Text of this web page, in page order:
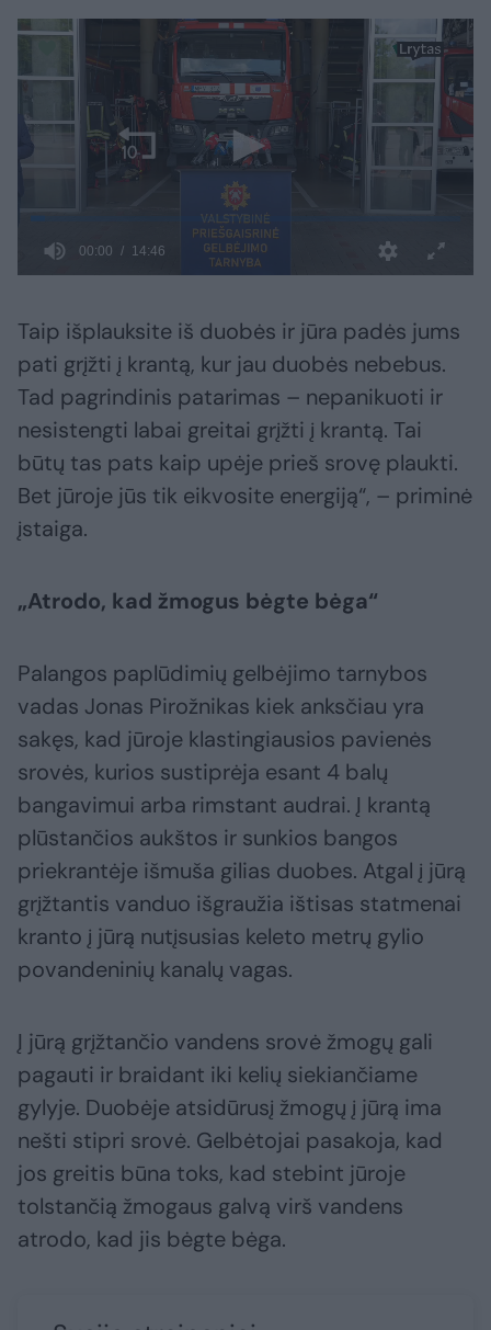
Taip išplauksite iš duobės ir jūra padės jums
pati grįžti į krantą, kur jau duobės nebebus.
Tad pagrindinis patarimas – nepanikuoti ir
nesistengti labai greitai grįžti į krantą. Tai
būtų tas pats kaip upėje prieš srovę plaukti.
Bet jūroje jūs tik eikvosite energiją“, – priminė
įstaiga.
„Atrodo, kad žmogus bėgte bėga“
Palangos paplūdimių gelbėjimo tarnybos
vadas Jonas Pirožnikas kiek anksčiau yra
sakęs, kad jūroje klastingiausios pavienės
srovės, kurios sustiprėja esant 4 balų
bangavimui arba rimstant audrai. Į krantą
plūstančios aukštos ir sunkios bangos
priekrantėje išmuša gilias duobes. Atgal į jūrą
grįžtantis vanduo išgraužia ištisas statmenai
kranto į jūrą nutįsusias keleto metrų gylio
povandeninių kanalų vagas.
Į jūrą grįžtančio vandens srovė žmogų gali
pagauti ir braidant iki kelių siekiančiame
gylyje. Duobėje atsidūrusį žmogų į jūrą ima
nešti stipri srovė. Gelbėtojai pasakoja, kad
jos greitis būna toks, kad stebint jūroje
tolstančią žmogaus galvą virš vandens
atrodo, kad jis bėgte bėga.